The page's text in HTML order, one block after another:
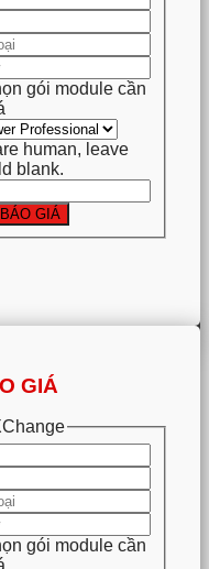
gói module cần
human, leave
blank.
GIÁ
GIÁ
gói module cần